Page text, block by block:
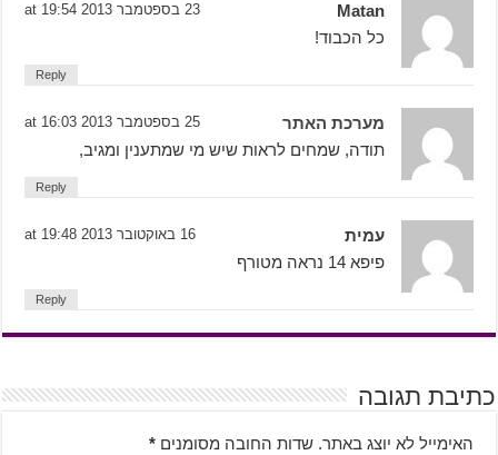
Matan 23 בספטמבר 2013 at 19:54
כל הכבוד!
Reply
מערכת האתר 25 בספטמבר 2013 at 16:03
תודה, שמחים לראות שיש מי שמתענין ומגיב,
Reply
עמית 16 באוקטובר 2013 at 19:48
פיפא 14 נראה מטורף
Reply
כתיבת תגובה
האימייל לא יוצג באתר. שדות החובה מסומנים *